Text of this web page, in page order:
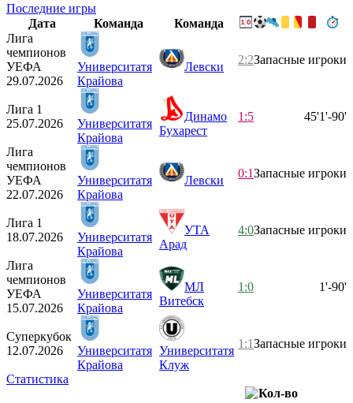
Последние игры
Дата
Команда
Команда
Лига
чемпионов
УЕФА
29.07.2026
Университатя
Крайова
Левски
2:2Запасные игроки
Лига 1
25.07.2026
Университатя
Крайова
Динамо
Бухарест
1:5 45'1'-90'
Лига
чемпионов
УЕФА
22.07.2026
Университатя
Крайова
Левски
0:1Запасные игроки
Лига 1
18.07.2026
Университатя
Крайова
УТА
Арад
4:0Запасные игроки
Лига
чемпионов
УЕФА
15.07.2026
Университатя
Крайова
МЛ
Витебск
1:0 1'-90'
Суперкубок
12.07.2026
Университатя
Крайова
Университатя
Клуж
1:1Запасные игроки
Статистика